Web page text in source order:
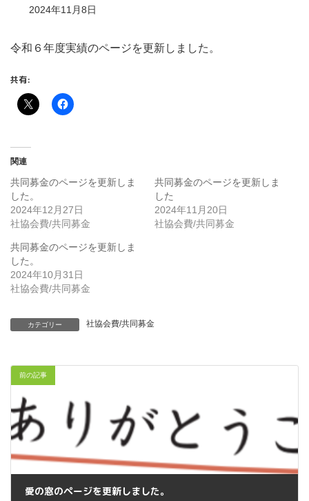
2024年11月8日
令和６年度実績のページを更新しました。
共有:
関連
共同募金のページを更新しま
した。
2024年12月27日
社協会費/共同募金
共同募金のページを更新しま
した
2024年11月20日
社協会費/共同募金
共同募金のページを更新しま
した。
2024年10月31日
社協会費/共同募金
カテゴリー 社協会費/共同募金
前の記事
愛の窓のページを更新しました。